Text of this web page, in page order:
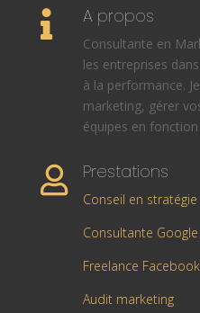
 A propos
Consultante en
les entreprises
à la performance.
marketing, gérer
équipes en
 Prestations
Conseil en
Consultante
Freelance
Audit marketing